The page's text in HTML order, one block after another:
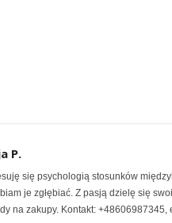
P.
się psychologią stosunków
je zgłębiać. Z pasją dzielę się
na zakupy. Kontakt: +48606987345,